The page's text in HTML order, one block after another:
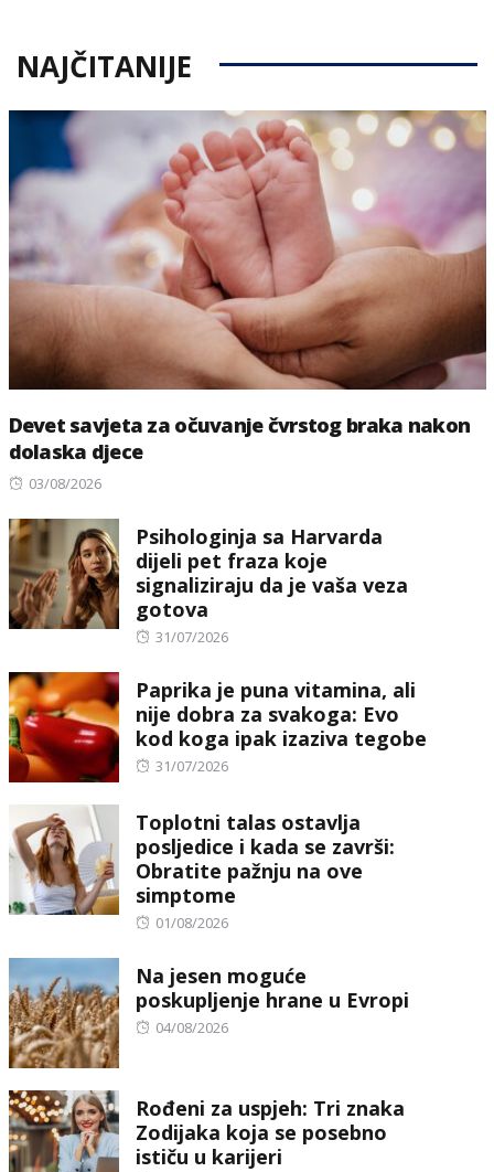
NAJČITANIJE
Devet savjeta za očuvanje čvrstog braka nakon
dolaska djece
Posted
03/08/2026
Psihologinja sa Harvarda
dijeli pet fraza koje
signaliziraju da je vaša veza
gotova
Posted
31/07/2026
Paprika je puna vitamina, ali
nije dobra za svakoga: Evo
kod koga ipak izaziva tegobe
Posted
31/07/2026
Toplotni talas ostavlja
posljedice i kada se završi:
Obratite pažnju na ove
simptome
Posted
01/08/2026
Na jesen moguće
poskupljenje hrane u Evropi
Posted
04/08/2026
Rođeni za uspjeh: Tri znaka
Zodijaka koja se posebno
ističu u karijeri